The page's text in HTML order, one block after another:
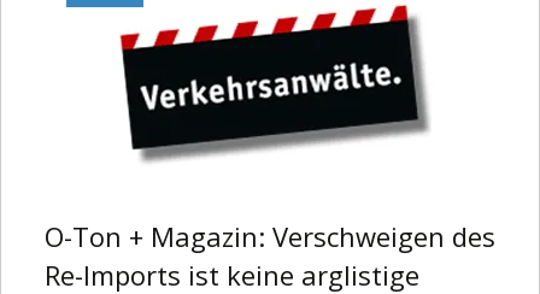
O-Ton + Magazin: Verschweigen des
Re-Imports ist keine arglistige